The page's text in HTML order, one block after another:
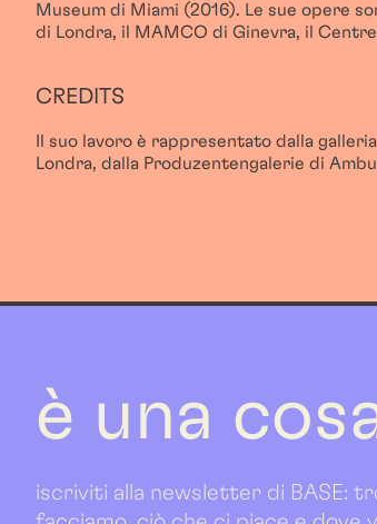
Museum di Miami (2016). Le sue opere
di Londra, il MAMCO di Ginevra, il
CREDITS
Il suo lavoro è rappresentato dalla
Londra, dalla Produzentengalerie di
è una
iscriviti alla newsletter di BASE: